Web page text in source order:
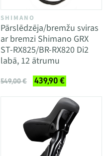
SHIMANO
Pārslēdzēja/bremžu sviras
ar bremzi Shimano GRX
ST-RX825/BR-RX820 Di2
labā, 12 ātrumu
549,00 € 439,90 €